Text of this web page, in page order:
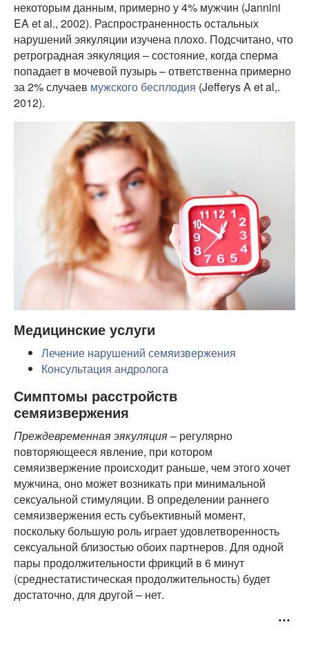
некоторым данным, примерно у 4% мужчин (Jannini
EA et al., 2002). Распространенность остальных
нарушений эякуляции изучена плохо. Подсчитано, что
ретроградная эякуляция – состояние, когда сперма
попадает в мочевой пузырь – ответственна примерно
за 2% случаев мужского бесплодия (Jefferys A et al,.
2012).
Медицинские услуги
Лечение нарушений семяизвержения
Консультация андролога
Симптомы расстройств
семяизвержения
Преждевременная эякуляция– регулярно
повторяющееся явление, при котором
семяизвержение происходит раньше, чем этого хочет
мужчина, оно может возникать при минимальной
сексуальной стимуляции. В определении раннего
семяизвержения есть субъективный момент,
поскольку большую роль играет удовлетворенность
сексуальной близостью обоих партнеров. Для одной
пары продолжительности фрикций в 6 минут
(среднестатистическая продолжительность) будет
достаточно, для другой – нет.